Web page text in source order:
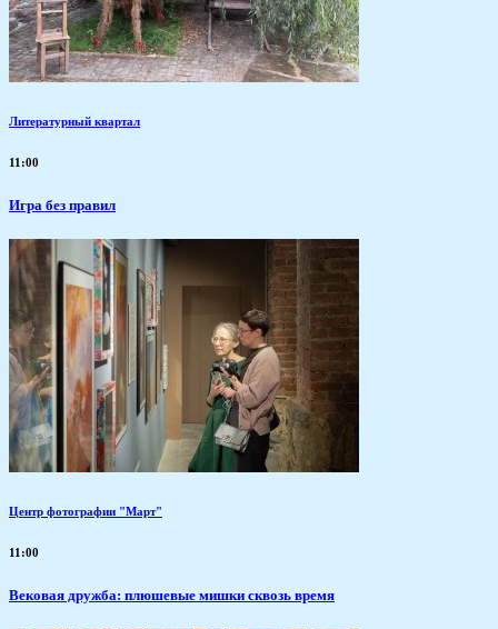
Литературный квартал
11:00
​Игра без правил
Центр фотографии "Март"
11:00
Вековая дружба: плюшевые мишки сквозь время